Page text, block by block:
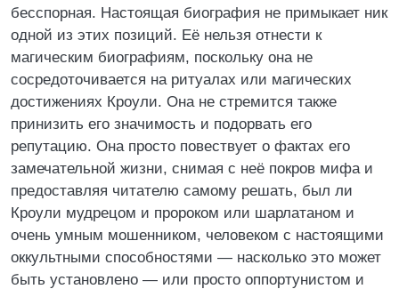
бесспорная. Настоящая биография не примыкает ник
одной из этих позиций. Её нельзя отнести к
магическим биографиям, поскольку она не
сосредоточивается на ритуалах или магических
достижениях Кроули. Она не стремится также
принизить его значимость и подорвать его
репутацию. Она просто повествует о фактах его
замечательной жизни, снимая с неё покров мифа и
предоставляя читателю самому решать, был ли
Кроули мудрецом и пророком или шарлатаном и
очень умным мошенником, человеком с настоящими
оккультными способностями — насколько это может
быть установлено — или просто оппортунистом и